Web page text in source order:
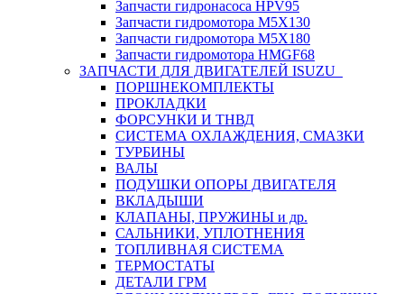
Запчасти гидронасоса HPV95
Запчасти гидромотора M5X130
Запчасти гидромотора M5X180
Запчасти гидромотора HMGF68
ЗАПЧАСТИ ДЛЯ ДВИГАТЕЛЕЙ ISUZU
ПОРШНЕКОМПЛЕКТЫ
ПРОКЛАДКИ
ФОРСУНКИ И ТНВД
СИСТЕМА ОХЛАЖДЕНИЯ, СМАЗКИ
ТУРБИНЫ
ВАЛЫ
ПОДУШКИ ОПОРЫ ДВИГАТЕЛЯ
ВКЛАДЫШИ
КЛАПАНЫ, ПРУЖИНЫ и др.
САЛЬНИКИ, УПЛОТНЕНИЯ
ТОПЛИВНАЯ СИСТЕМА
ТЕРМОСТАТЫ
ДЕТАЛИ ГРМ